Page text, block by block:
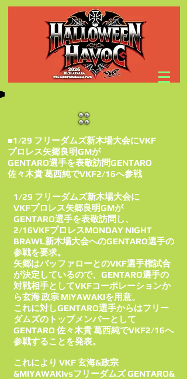
■1/29 フリーダムズ新木場大会にVKF
プロレス矢郷良明GMが
GENTARO選手を表敬訪問GENTARO
佐々木貴 葛西純でVKF2/16へ参戦
1/29 フリーダムズ新木場大会に
VKFプロレス矢郷良明GMが
GENTARO選手を表敬訪問し、
2/16VKFプロレスMONDAY NIGHT
BRAWL新木場大会へのGENTARO選手の
参戦を要求。
矢郷はバッファローとのVKF選手権試合
が決定しているので、GENTARO選手の
対戦相手としてVKFコーポレーションか
ら玄海 政宗 MIYAWAKIを用意。
これに対しGENTARO選手からはフリー
ダムズのトップメンバーとして
GENTARO 佐々木貴 葛西純でVKF2/16へ
参戦することを発表。
これにより VKF 玄海&政宗
&MIYAWAKIvsフリーダムズ GENTARO&